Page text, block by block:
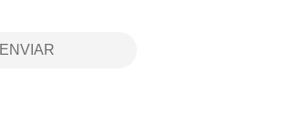
ENVIAR